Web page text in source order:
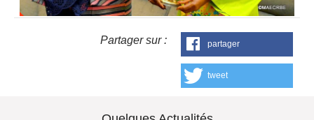
Partager sur : partager
tweet